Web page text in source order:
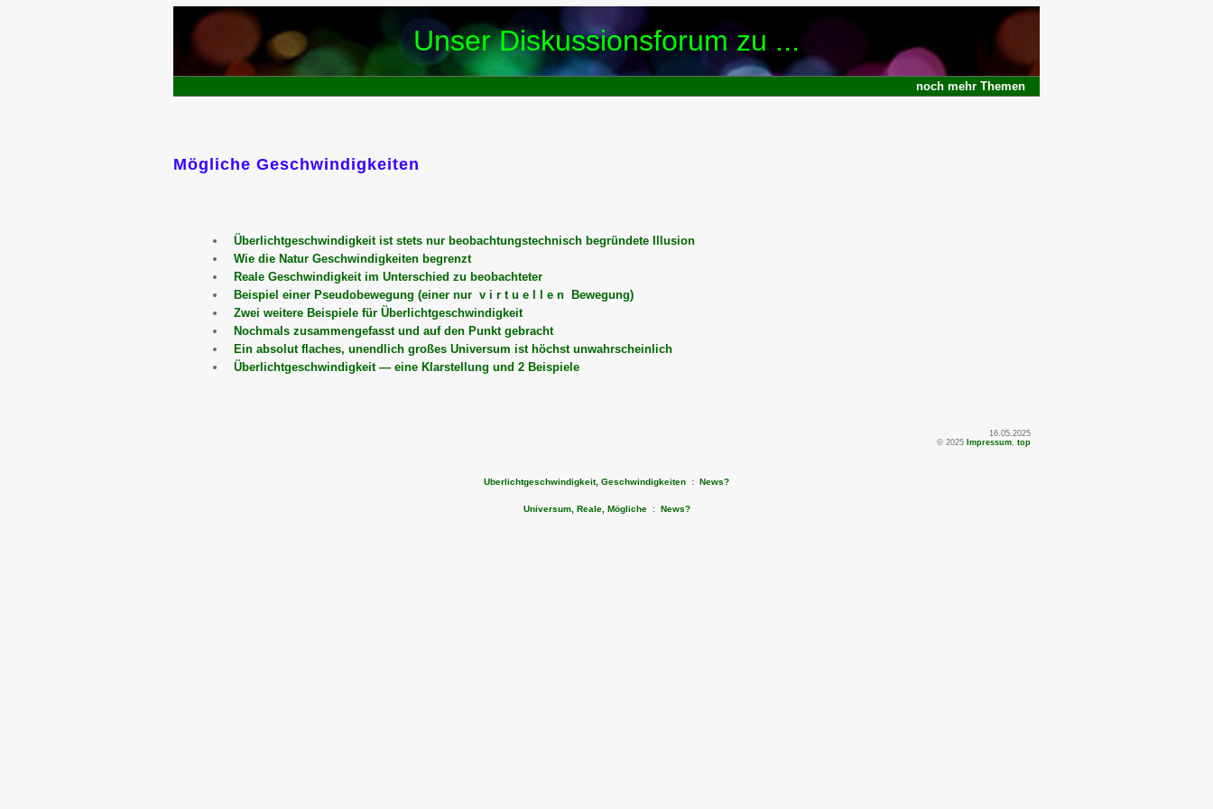
Unser Diskussionsforum zu ...
noch mehr Themen
Mögliche Geschwindigkeiten
Überlichtgeschwindigkeit ist stets nur beobachtungstechnisch begründete Illusion
Wie die Natur Geschwindigkeiten begrenzt
Reale Geschwindigkeit im Unterschied zu beobachteter
Beispiel einer Pseudobewegung (einer nur v i r t u e l l e n Bewegung)
Zwei weitere Beispiele für Überlichtgeschwindigkeit
Nochmals zusammengefasst und auf den Punkt gebracht
Ein absolut flaches, unendlich großes Universum ist höchst unwahrscheinlich
Überlichtgeschwindigkeit — eine Klarstellung und 2 Beispiele
16.05.2025
© 2025 Impressum, top
Uberlichtgeschwindigkeit, Geschwindigkeiten : News?
Universum, Reale, Mögliche: News?